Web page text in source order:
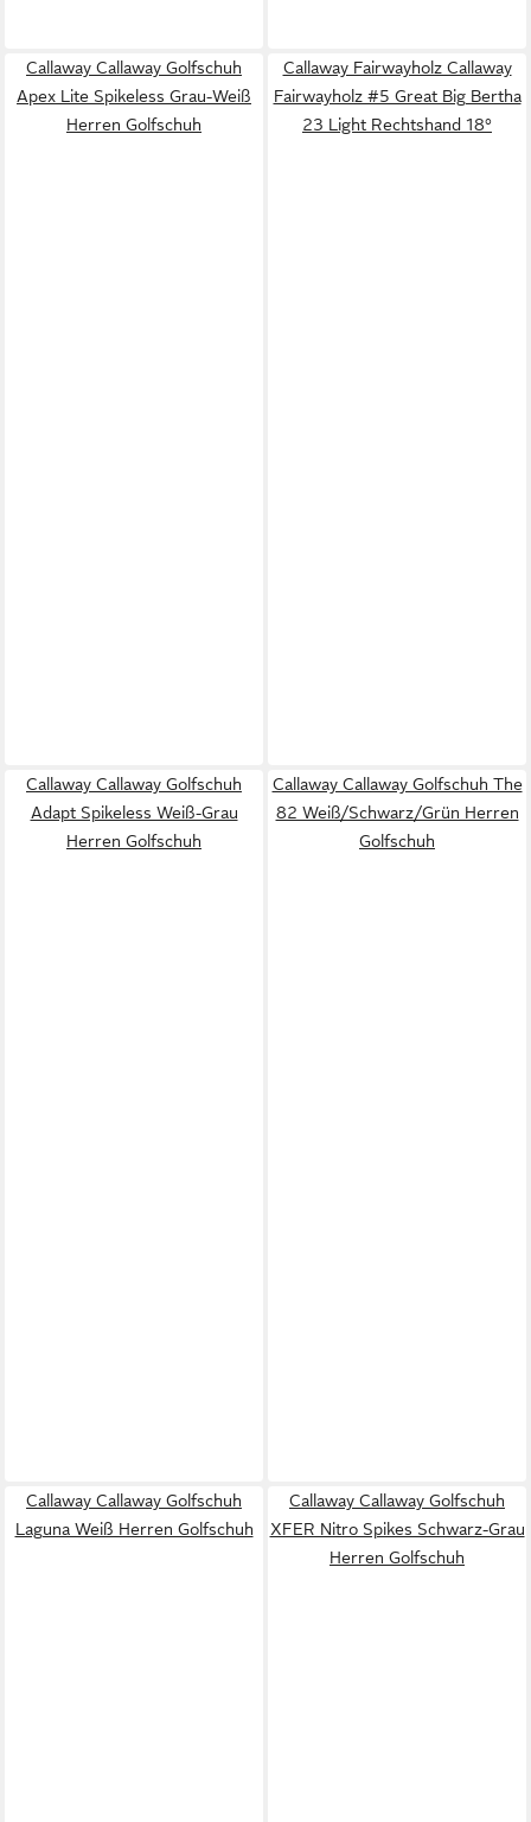
Callaway Callaway Golfschuh
Apex Lite Spikeless Grau-Weiß
Herren Golfschuh
Callaway Fairwayholz Callaway
Fairwayholz #5 Great Big Bertha
23 Light Rechtshand 18°
Callaway Callaway Golfschuh
Adapt Spikeless Weiß-Grau
Herren Golfschuh
Callaway Callaway Golfschuh The
82 Weiß/Schwarz/Grün Herren
Golfschuh
Callaway Callaway Golfschuh
Laguna Weiß Herren Golfschuh
Callaway Callaway Golfschuh
XFER Nitro Spikes Schwarz-Grau
Herren Golfschuh